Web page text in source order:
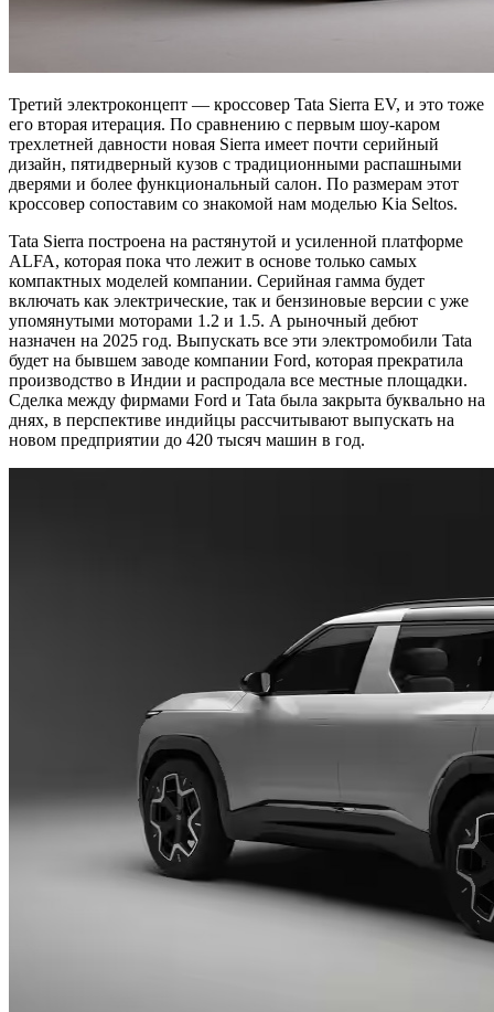
Третий электроконцепт — кроссовер Tata Sierra EV, и это тоже
его вторая итерация. По сравнению с первым шоу-каром
трехлетней давности новая Sierra имеет почти серийный
дизайн, пятидверный кузов с традиционными распашными
дверями и более функциональный салон. По размерам этот
кроссовер сопоставим со знакомой нам моделью Kia Seltos.
Tata Sierra построена на растянутой и усиленной платформе
ALFA, которая пока что лежит в основе только самых
компактных моделей компании. Серийная гамма будет
включать как электрические, так и бензиновые версии с уже
упомянутыми моторами 1.2 и 1.5. А рыночный дебют
назначен на 2025 год. Выпускать все эти электромобили Tata
будет на бывшем заводе компании Ford, которая прекратила
производство в Индии и распродала все местные площадки.
Сделка между фирмами Ford и Tata была закрыта буквально на
днях, в перспективе индийцы рассчитывают выпускать на
новом предприятии до 420 тысяч машин в год.